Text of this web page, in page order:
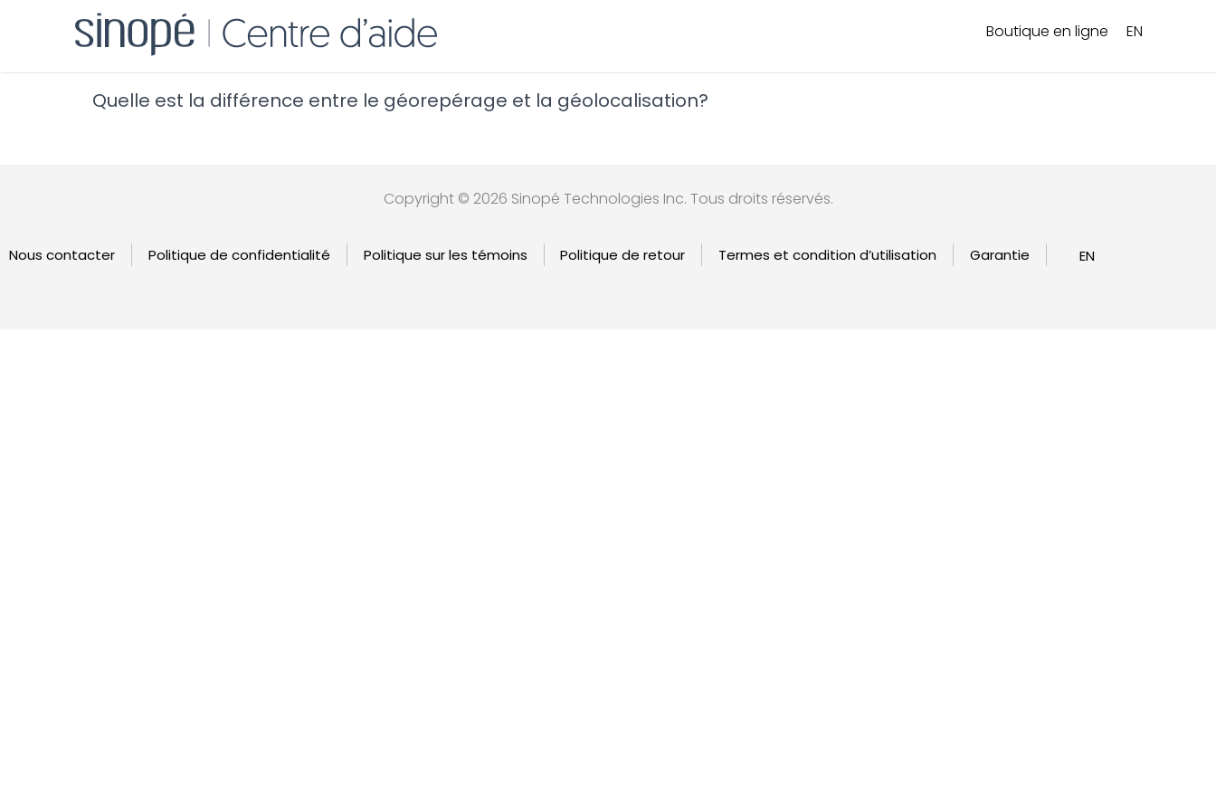
Boutique en ligne EN
Quelle est la différence entre le géorepérage et la géolocalisation?
Copyright © 2026 Sinopé Technologies Inc. Tous droits réservés.
Nous contacter Politique de confidentialité Politique sur les témoins Politique de retour Termes et condition d’utilisation Garantie EN